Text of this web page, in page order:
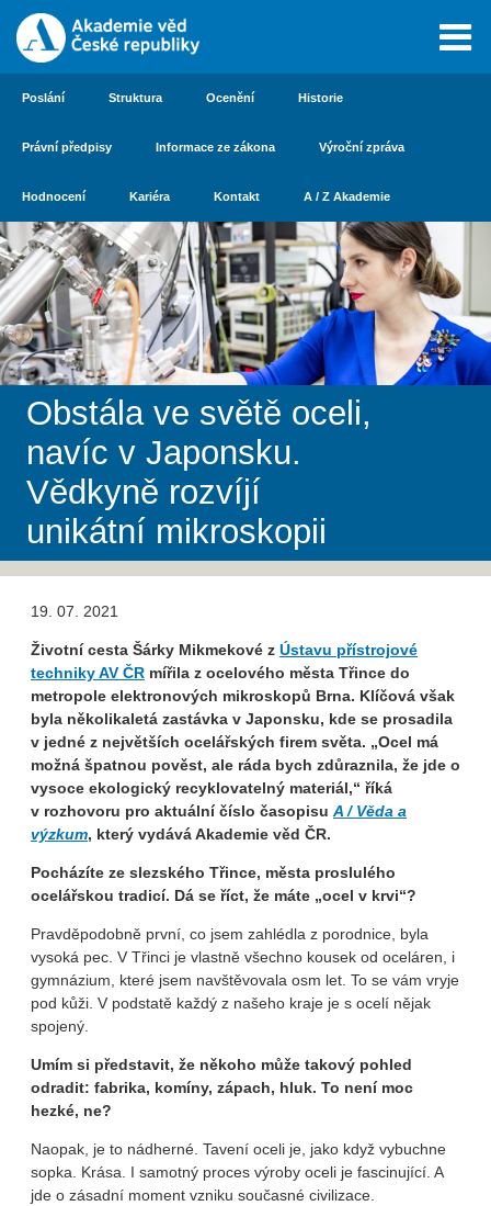
Poslání Struktura Ocenění Historie
Právní předpisy Informace ze zákona Výroční zpráva
Hodnocení Kariéra Kontakt A / Z Akademie
Obstála ve světě oceli,
navíc v Japonsku.
Vědkyně rozvíjí
unikátní mikroskopii
19. 07. 2021
Životní cesta Šárky Mikmekové z Ústavu přístrojové
techniky AV ČR mířila z ocelového města Třince do
metropole elektronových mikroskopů Brna. Klíčová však
byla několikaletá zastávka v Japonsku, kde se prosadila
v jedné z největších ocelářských firem světa. „Ocel má
možná špatnou pověst, ale ráda bych zdůraznila, že jde o
vysoce ekologický recyklovatelný materiál,“ říká
v rozhovoru pro aktuální číslo časopisu A / Věda a
výzkum, který vydává Akademie věd ČR.
Pocházíte ze slezského Třince, města proslulého
ocelářskou tradicí. Dá se říct, že máte „ocel v krvi“?
Pravděpodobně první, co jsem zahlédla z porodnice, byla
vysoká pec. V Třinci je vlastně všechno kousek od oceláren, i
gymnázium, které jsem navštěvovala osm let. To se vám vryje
pod kůži. V podstatě každý z našeho kraje je s ocelí nějak
spojený.
Umím si představit, že někoho může takový pohled
odradit: fabrika, komíny, zápach, hluk. To není moc
hezké, ne?
Naopak, je to nádherné. Tavení oceli je, jako když vybuchne
sopka. Krása. I samotný proces výroby oceli je fascinující. A
jde o zásadní moment vzniku současné civilizace.